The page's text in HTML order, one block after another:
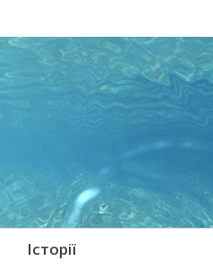
Історії